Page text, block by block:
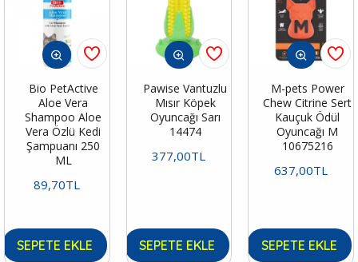
Bio PetActive
Aloe Vera
Shampoo Aloe
Vera Özlü Kedi
Şampuanı 250
ML
89,70TL
SEPETE EKLE
Pawise Vantuzlu
Mısır Köpek
Oyuncağı Sarı
14474
377,00TL
SEPETE EKLE
M-pets Power
Chew Citrine Sert
Kauçuk Ödül
Oyuncağı M
10675216
637,00TL
SEPETE EKLE